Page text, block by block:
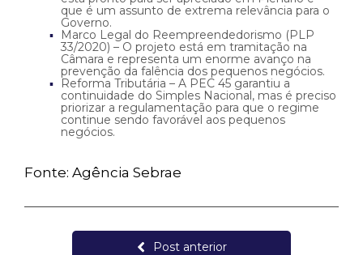
que é um assunto de extrema relevância para o
Governo.
Marco Legal do Reempreendedorismo (PLP
33/2020) – O projeto está em tramitação na
Câmara e representa um enorme avanço na
prevenção da falência dos pequenos negócios.
Reforma Tributária – A PEC 45 garantiu a
continuidade do Simples Nacional, mas é preciso
priorizar a regulamentação para que o regime
continue sendo favorável aos pequenos
negócios.
Fonte: Agência Sebrae
Post anterior